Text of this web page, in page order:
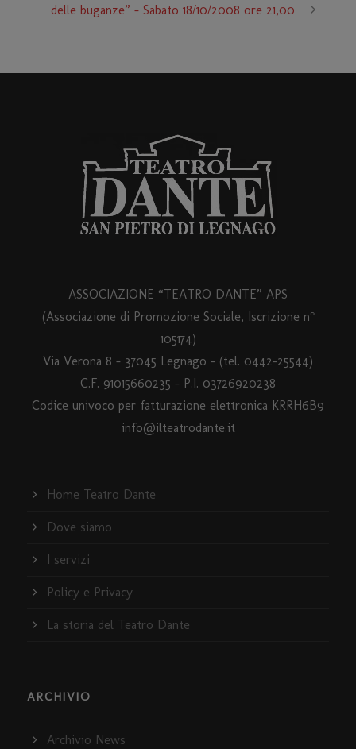
delle buganze” – Sabato 18/10/2008 ore 21,00
ASSOCIAZIONE “TEATRO DANTE” APS
(Associazione di Promozione Sociale, Iscrizione n°
105174)
Via Verona 8 – 37045 Legnago – (tel. 0442-25544)
C.F. 91015660235 - P.I. 03726920238
Codice univoco per fatturazione elettronica KRRH6B9
info@ilteatrodante.it
Home Teatro Dante
Dove siamo
I servizi
Policy e Privacy
La storia del Teatro Dante
ARCHIVIO
Archivio News